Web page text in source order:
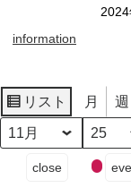
の
に
舞
い
2024
information
リスト
表
示
月 週
月
日
年
close